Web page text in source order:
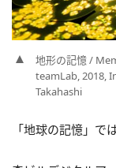
地形の記憶 /
teamLab, 2018,
Takahashi
「地球の記憶」で